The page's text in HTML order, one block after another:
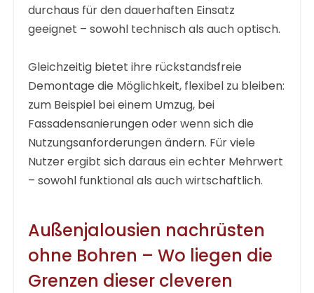
durchaus für den dauerhaften Einsatz
geeignet – sowohl technisch als auch optisch.
Gleichzeitig bietet ihre rückstandsfreie
Demontage die Möglichkeit, flexibel zu bleiben:
zum Beispiel bei einem Umzug, bei
Fassadensanierungen oder wenn sich die
Nutzungsanforderungen ändern. Für viele
Nutzer ergibt sich daraus ein echter Mehrwert
– sowohl funktional als auch wirtschaftlich.
Außenjalousien nachrüsten
ohne Bohren – Wo liegen die
Grenzen dieser cleveren